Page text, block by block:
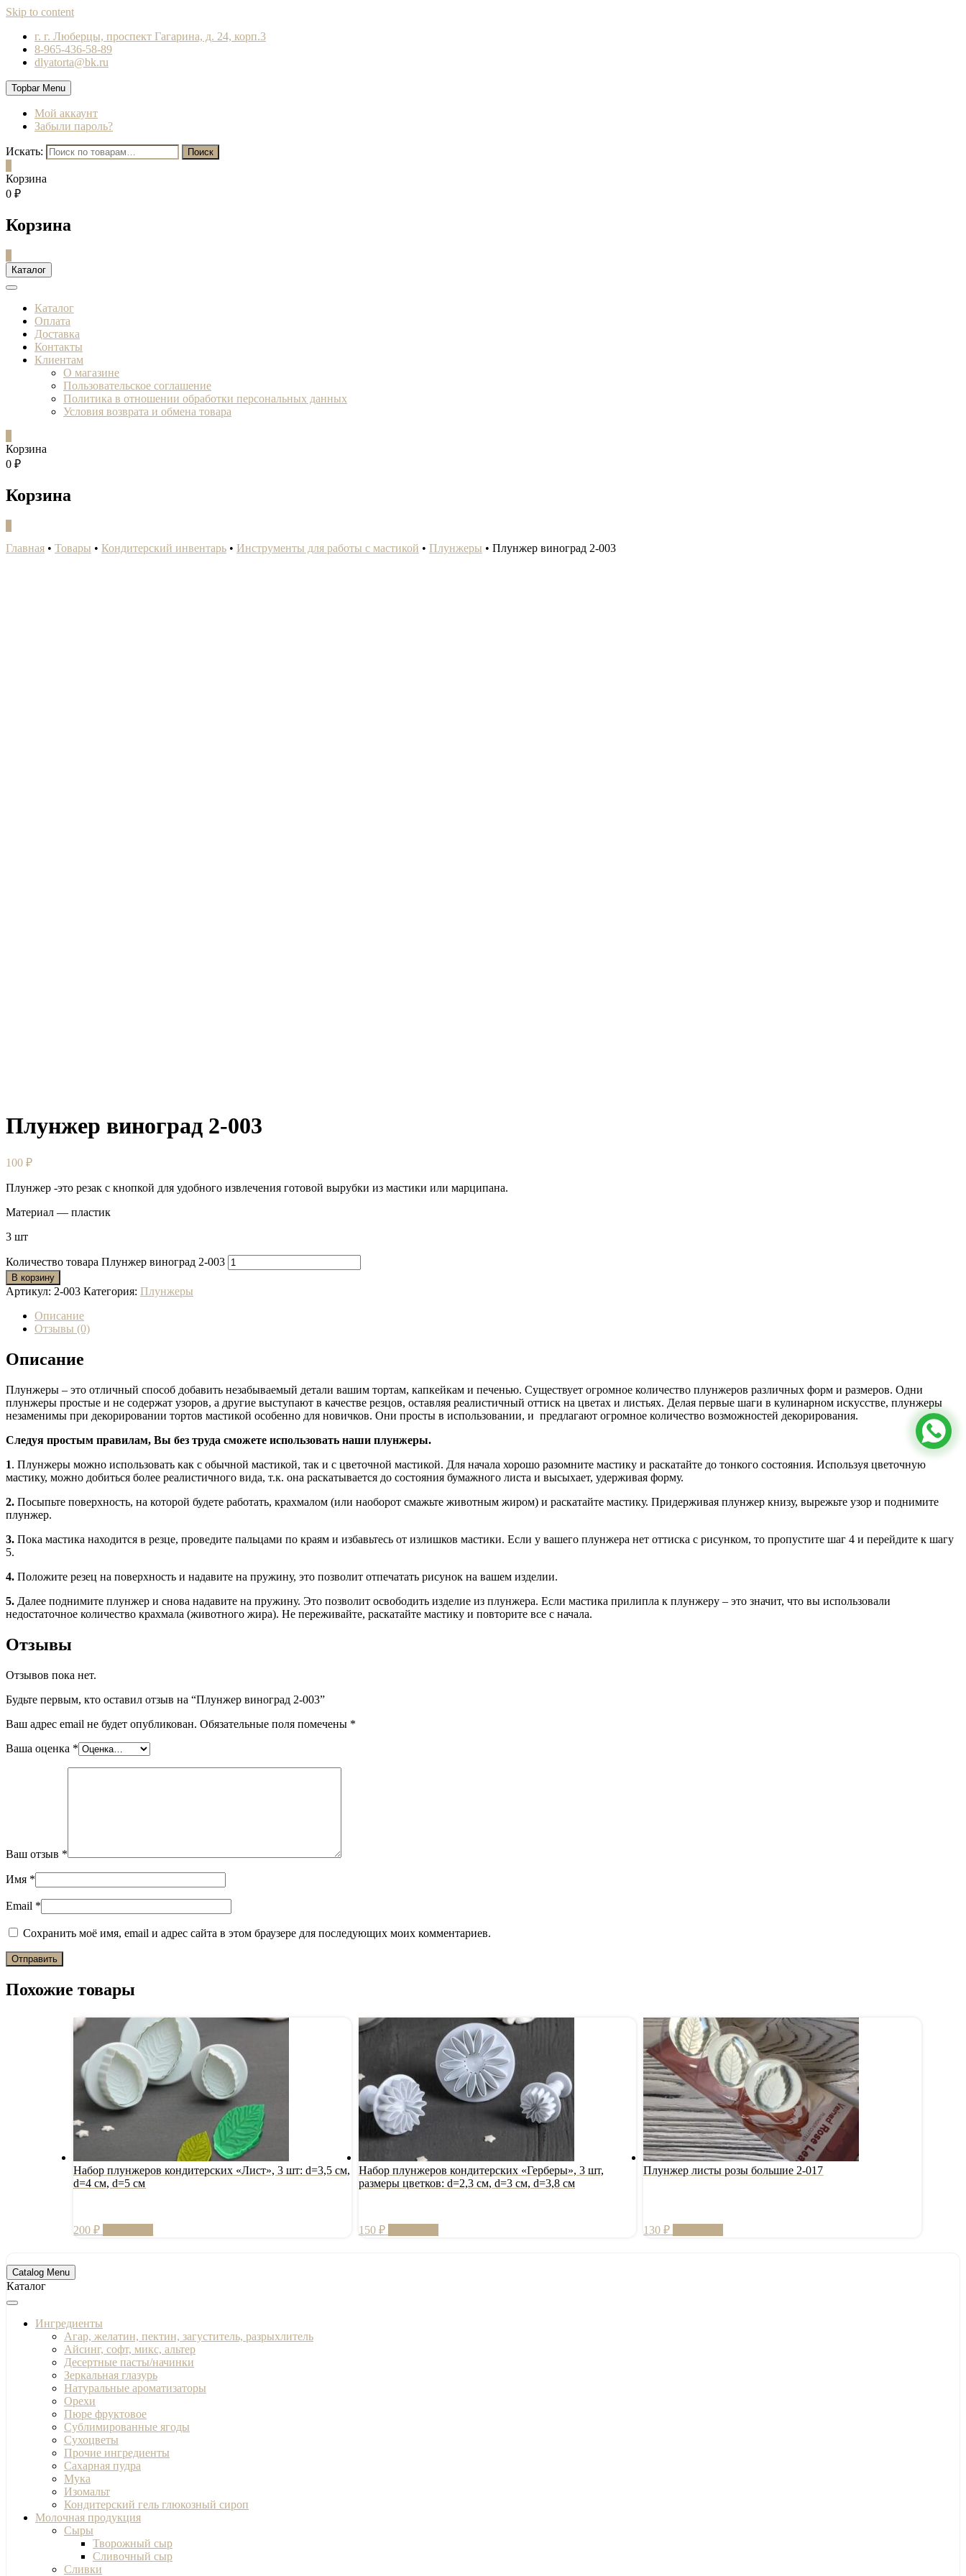
Skip to content
г. г. Люберцы, проспект Гагарина, д. 24, корп.3
8-965-436-58-89
dlyatorta@bk.ru
Topbar Menu
Мой аккаунт
Забыли пароль?
Искать: Поиск
Корзина
0 ₽
Корзина
Каталог
Каталог
Оплата
Доставка
Контакты
Клиентам
О магазине
Пользовательское соглашение
Политика в отношении обработки персональных данных
Условия возврата и обмена товара
Корзина
0 ₽
Корзина
Главная • Товары • Кондитерский инвентарь • Инструменты для работы с мастикой • Плунжеры • Плунжер виноград 2-003
Плунжер виноград 2-003
100 ₽
Плунжер -это резак с кнопкой для удобного извлечения готовой вырубки из мастики или марципана.
Материал — пластик
3 шт
Количество товара Плунжер виноград 2-003
В корзину
Артикул: 2-003 Категория: Плунжеры
Описание
Отзывы (0)
Описание
Плунжеры – это отличный способ добавить незабываемый детали вашим тортам, капкейкам и печенью. Существует огромное количество плунжеров различных форм и размеров. Одни
плунжеры простые и не содержат узоров, а другие выступают в качестве резцов, оставляя реалистичный оттиск на цветах и листьях. Делая первые шаги в кулинарном искусстве, плунжеры
незаменимы при декорировании тортов мастикой особенно для новичков. Они просты в использовании, и предлагают огромное количество возможностей декорирования.
Следуя простым правилам, Вы без труда сможете использовать наши плунжеры.
1. Плунжеры можно использовать как с обычной мастикой, так и с цветочной мастикой. Для начала хорошо разомните мастику и раскатайте до тонкого состояния. Используя цветочную
мастику, можно добиться более реалистичного вида, т.к. она раскатывается до состояния бумажного листа и высыхает, удерживая форму.
2. Посыпьте поверхность, на которой будете работать, крахмалом (или наоборот смажьте животным жиром) и раскатайте мастику. Придерживая плунжер книзу, вырежьте узор и поднимите
плунжер.
3. Пока мастика находится в резце, проведите пальцами по краям и избавьтесь от излишков мастики. Если у вашего плунжера нет оттиска с рисунком, то пропустите шаг 4 и перейдите к шагу
5.
4. Положите резец на поверхность и надавите на пружину, это позволит отпечатать рисунок на вашем изделии.
5. Далее поднимите плунжер и снова надавите на пружину. Это позволит освободить изделие из плунжера. Если мастика прилипла к плунжеру – это значит, что вы использовали
недостаточное количество крахмала (животного жира). Не переживайте, раскатайте мастику и повторите все с начала.
Отзывы
Отзывов пока нет.
Будьте первым, кто оставил отзыв на “Плунжер виноград 2-003”
Ваш адрес email не будет опубликован. Обязательные поля помечены *
Ваша оценка *
Ваш отзыв *
Имя *
Email *
Сохранить моё имя, email и адрес сайта в этом браузере для последующих моих комментариев.
Похожие товары
Набор плунжеров кондитерских «Лист», 3 шт: d=3,5 см,
d=4 см, d=5 см
200₽
Набор плунжеров кондитерских «Герберы», 3 шт,
размеры цветков: d=2,3 см, d=3 см, d=3,8 см
150 ₽
Плунжер листы розы большие 2-017
130₽
Catalog Menu
Каталог
Ингредиенты
Агар, желатин, пектин, загуститель, разрыхлитель
Айсинг, софт, микс, альтер
Десертные пасты/начинки
Зеркальная глазурь
Натуральные ароматизаторы
Орехи
Пюре фруктовое
Сублимированные ягоды
Сухоцветы
Прочие ингредиенты
Сахарная пудра
Мука
Изомальт
Кондитерский гель глюкозный сироп
Молочная продукция
Сыры
Творожный сыр
Сливочный сыр
Сливки